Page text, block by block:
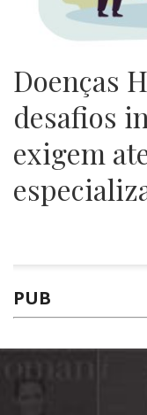
Doenças
desafios
exigem
PUB